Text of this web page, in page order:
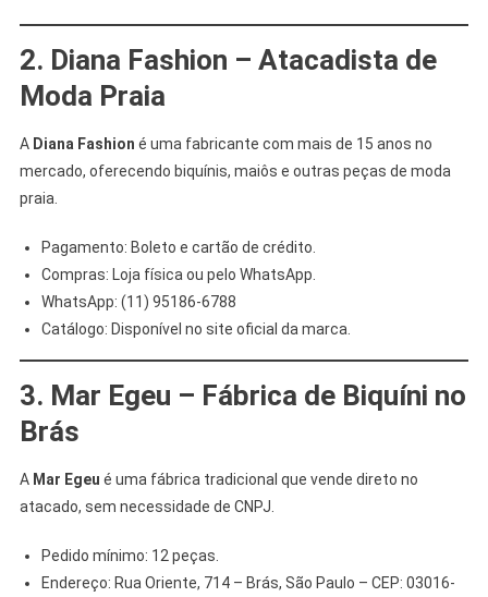
2. Diana Fashion – Atacadista de
Moda Praia
A Diana Fashion é uma fabricante com mais de 15 anos no
mercado, oferecendo biquínis, maiôs e outras peças de moda
praia.
Pagamento: Boleto e cartão de crédito.
Compras: Loja física ou pelo WhatsApp.
WhatsApp: (11) 95186-6788
Catálogo: Disponível no site oficial da marca.
3. Mar Egeu – Fábrica de Biquíni no
Brás
A Mar Egeu é uma fábrica tradicional que vende direto no
atacado, sem necessidade de CNPJ.
Pedido mínimo: 12 peças.
Endereço: Rua Oriente, 714 – Brás, São Paulo – CEP: 03016-